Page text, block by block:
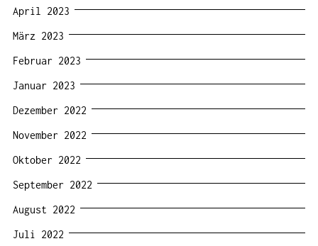
April 2023
März 2023
Februar 2023
Januar 2023
Dezember 2022
November 2022
Oktober 2022
September 2022
August 2022
Juli 2022